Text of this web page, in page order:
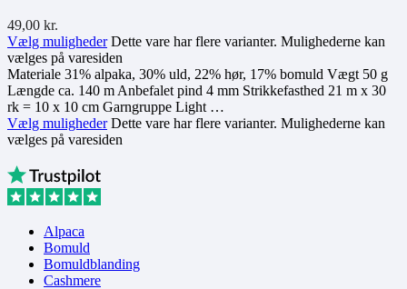
49,00 kr.
Vælg muligheder Dette vare har flere varianter. Mulighederne kan
vælges på varesiden
Materiale 31% alpaka, 30% uld, 22% hør, 17% bomuld Vægt 50 g
Længde ca. 140 m Anbefalet pind 4 mm Strikkefasthed 21 m x 30
rk = 10 x 10 cm Garngruppe Light …
Vælg muligheder Dette vare har flere varianter. Mulighederne kan
vælges på varesiden
Alpaca
Bomuld
Bomuldblanding
Cashmere